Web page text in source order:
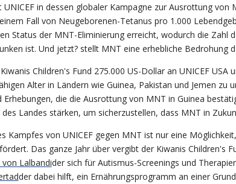
UNICEF in dessen globaler Kampagne zur Ausrottung
Fall von Neugeborenen-Tetanus pro 1.000
Status der MNT-Eliminierung erreicht, wodurch die Zahl
ist. Und jetzt? stellt MNT eine erhebliche Bedrohung
Children's Fund 275.000 US-Dollar an UNICEF USA
Alter in Ländern wie Guinea, Pakistan und Jemen zu
Erhebungen, die die Ausrottung von MNT in Guinea
Landes stärken, um sicherzustellen, dass MNT in
Kampfes von UNICEF gegen MNT ist nur eine
Das ganze Jahr über vergibt der Kiwanis Children's
von Lalbandider sich für Autismus-Screenings und
der dabei hilft, ein Ernährungsprogramm an einer